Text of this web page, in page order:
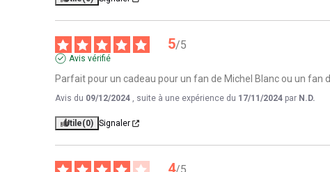
5/5
Avis vérifié
Parfait pour un cadeau pour un fan de Michel Blanc ou un fan
Avis du 09/12/2024 , suite à une expérience du 17/11/2024 par N.D.
Utile(0) Signaler
4